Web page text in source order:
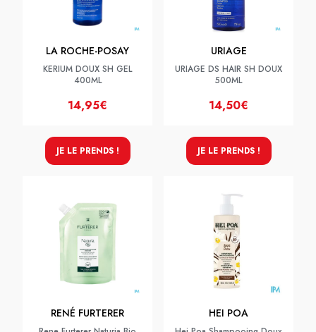
LA ROCHE-POSAY
KERIUM DOUX SH GEL
400ML
14,95€
JE LE PRENDS !
URIAGE
URIAGE DS HAIR SH DOUX
500ML
14,50€
JE LE PRENDS !
RENÉ FURTERER HEI POA